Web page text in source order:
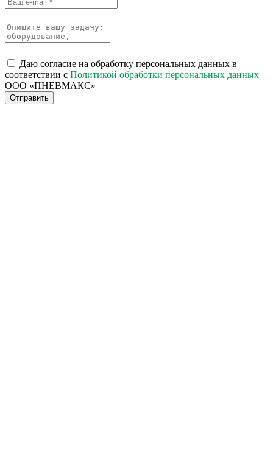
Даю согласие на обработку персональных данных в
соответствии с Политикой обработки персональных данных
ООО «ПНЕВМАКС»
Отправить